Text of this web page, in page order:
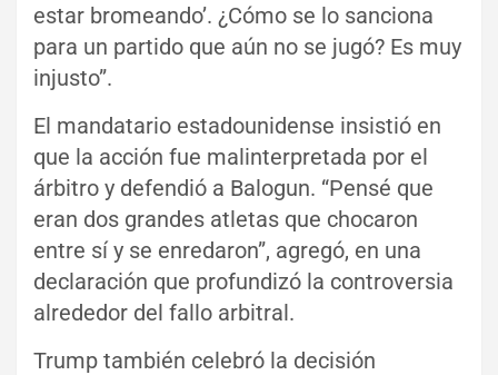
estar bromeando’. ¿Cómo se lo sanciona
para un partido que aún no se jugó? Es muy
injusto”.
El mandatario estadounidense insistió en
que la acción fue malinterpretada por el
árbitro y defendió a Balogun. “Pensé que
eran dos grandes atletas que chocaron
entre sí y se enredaron”, agregó, en una
declaración que profundizó la controversia
alrededor del fallo arbitral.
Trump también celebró la decisión